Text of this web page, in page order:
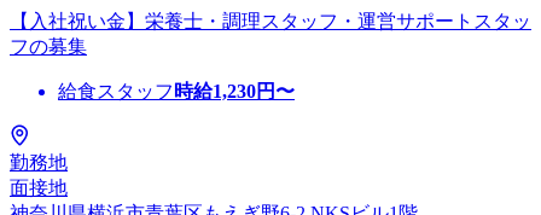
【入社祝い金】栄養士・調理スタッフ・運営サポートスタッ
フの募集
給食スタッフ 時給1,230円〜
勤務地
面接地